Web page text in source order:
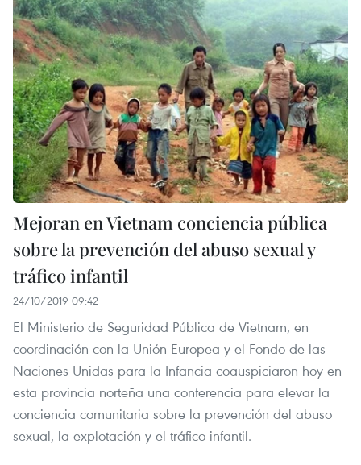
Mejoran en Vietnam conciencia pública
sobre la prevención del abuso sexual y
tráfico infantil
24/10/2019 09:42
El Ministerio de Seguridad Pública de Vietnam, en
coordinación con la Unión Europea y el Fondo de las
Naciones Unidas para la Infancia coauspiciaron hoy en
esta provincia norteña una conferencia para elevar la
conciencia comunitaria sobre la prevención del abuso
sexual, la explotación y el tráfico infantil.